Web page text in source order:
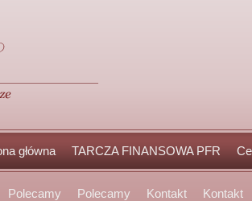
główna TARCZA FINANSOWA PFR
Polecamy Polecamy Kontakt Kontakt